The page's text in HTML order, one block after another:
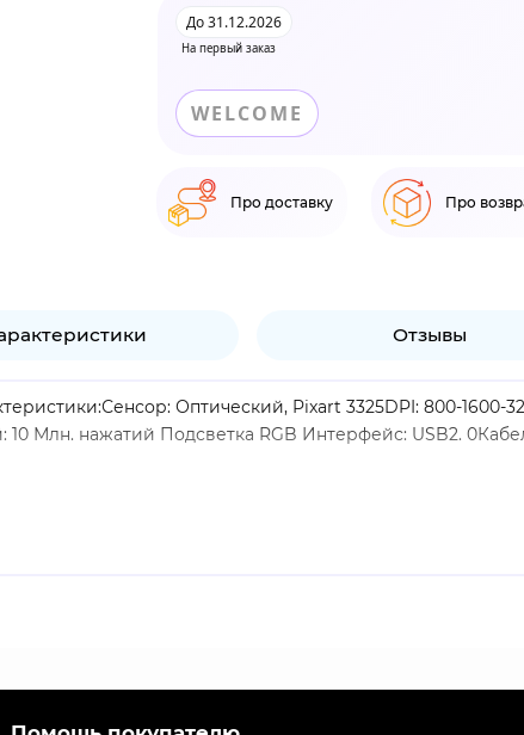
На первый заказ
До 31.12.2026
WELCOME
Про доставку Про
Отзывы
Оптический, Pixart 3325DPI: 800-1600-
Млн. нажатий Подсветка RGB Интерфейс: USB2.